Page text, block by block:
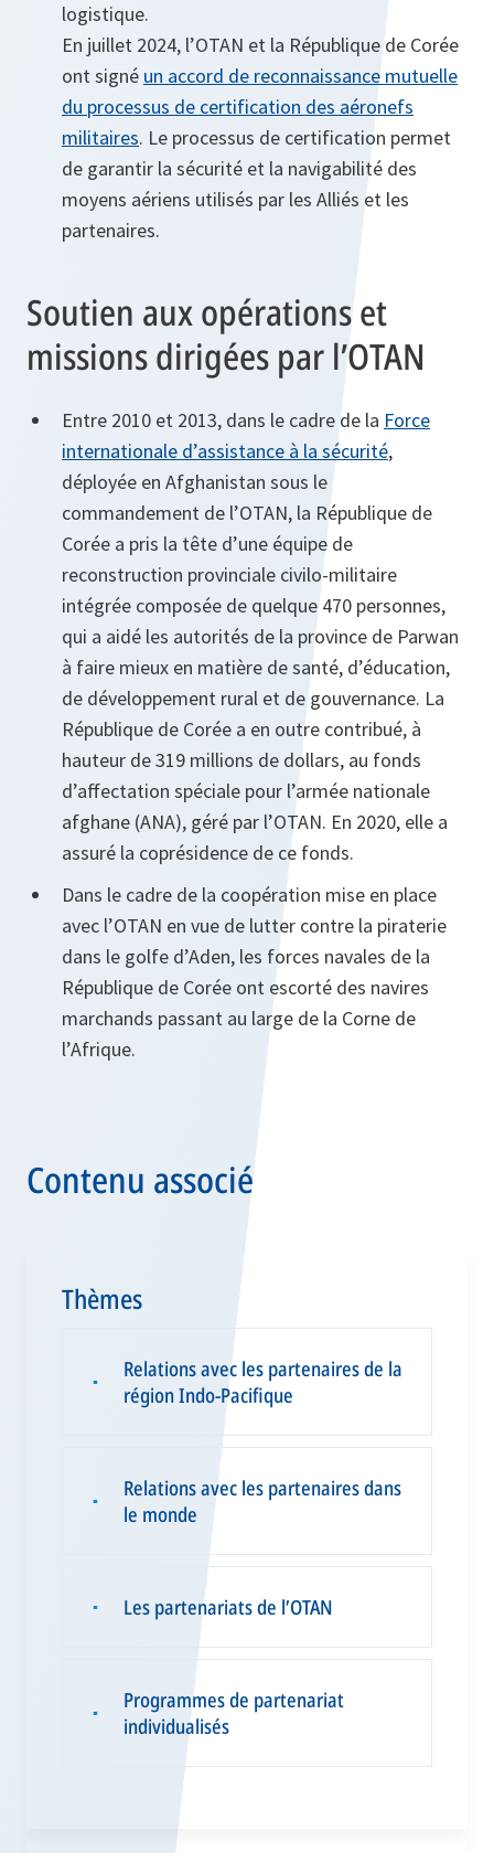
logistique.
En juillet 2024, l’OTAN et la République de Corée
ont signé un accord de reconnaissance mutuelle
du processus de certification des aéronefs
militaires. Le processus de certification permet
de garantir la sécurité et la navigabilité des
moyens aériens utilisés par les Alliés et les
partenaires.
Soutien aux opérations et
missions dirigées par l’OTAN
Entre 2010 et 2013, dans le cadre de la Force
internationale d’assistance à la sécurité,
déployée en Afghanistan sous le
commandement de l’OTAN, la République de
Corée a pris la tête d’une équipe de
reconstruction provinciale civilo-militaire
intégrée composée de quelque 470 personnes,
qui a aidé les autorités de la province de Parwan
à faire mieux en matière de santé, d’éducation,
de développement rural et de gouvernance. La
République de Corée a en outre contribué, à
hauteur de 319 millions de dollars, au fonds
d’affectation spéciale pour l’armée nationale
afghane (ANA), géré par l’OTAN. En 2020, elle a
assuré la coprésidence de ce fonds.
Dans le cadre de la coopération mise en place
avec l’OTAN en vue de lutter contre la piraterie
dans le golfe d’Aden, les forces navales de la
République de Corée ont escorté des navires
marchands passant au large de la Corne de
l’Afrique.
Contenu associé
Thèmes
▪
Relations avec les partenaires de la
région Indo-Pacifique
▪
Relations avec les partenaires dans
le monde
▪ Les partenariats de l’OTAN
▪
Programmes de partenariat
individualisés